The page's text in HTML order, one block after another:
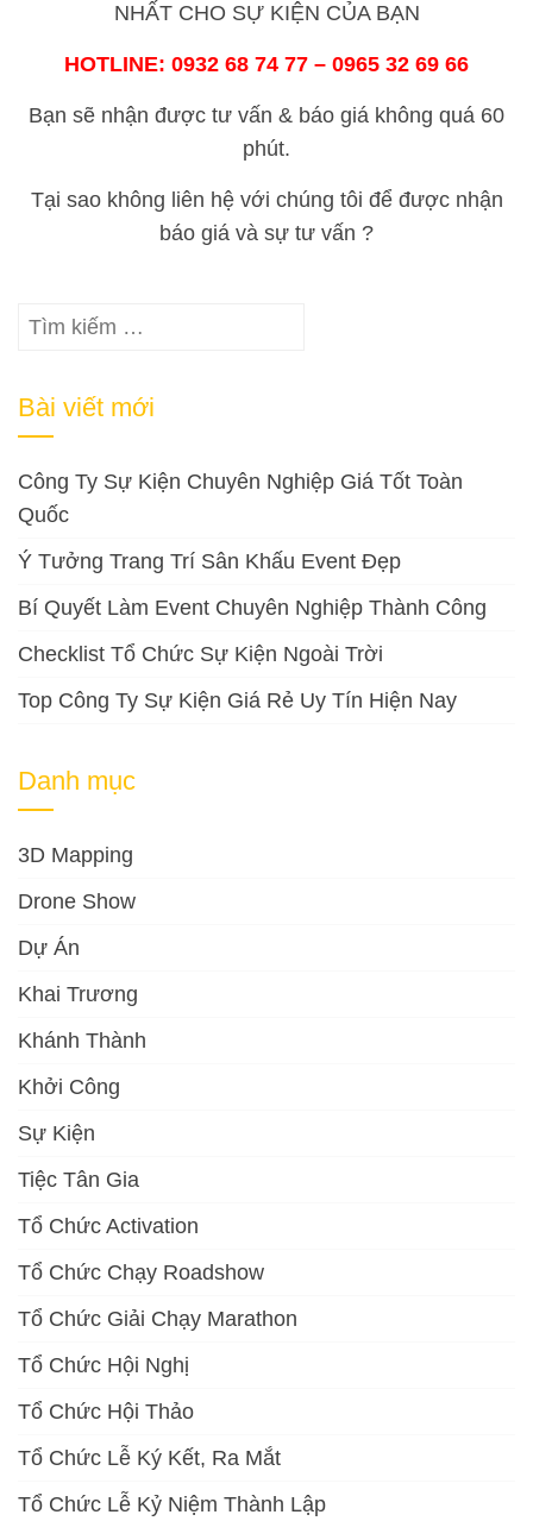
NHẤT CHO SỰ KIỆN CỦA BẠN
HOTLINE: 0932 68 74 77 – 0965 32 69 66
Bạn sẽ nhận được tư vấn & báo giá không quá 60
phút.
Tại sao không liên hệ với chúng tôi để được nhận
báo giá và sự tư vấn ?
Tìm
Bài viết mới
Công Ty Sự Kiện Chuyên Nghiệp Giá Tốt Toàn
Quốc
Ý Tưởng Trang Trí Sân Khấu Event Đẹp
Bí Quyết Làm Event Chuyên Nghiệp Thành Công
Checklist Tổ Chức Sự Kiện Ngoài Trời
Top Công Ty Sự Kiện Giá Rẻ Uy Tín Hiện Nay
Danh mục
3D Mapping
Drone Show
Dự Án
Khai Trương
Khánh Thành
Khởi Công
Sự Kiện
Tiệc Tân Gia
Tổ Chức Activation
Tổ Chức Chạy Roadshow
Tổ Chức Giải Chạy Marathon
Tổ Chức Hội Nghị
Tổ Chức Hội Thảo
Tổ Chức Lễ Ký Kết, Ra Mắt
Tổ Chức Lễ Kỷ Niệm Thành Lập